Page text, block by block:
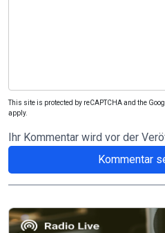
This site is protected by reCAPTCHA and the
apply.
Ihr Kommentar wird vor der
Kommentar